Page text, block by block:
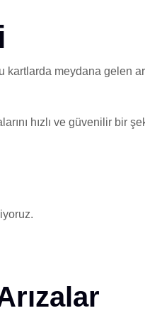
kartlarda meydana gelen
hızlı ve güvenilir bir